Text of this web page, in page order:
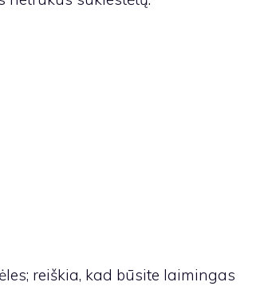
reiškia, kad būsite laimingas